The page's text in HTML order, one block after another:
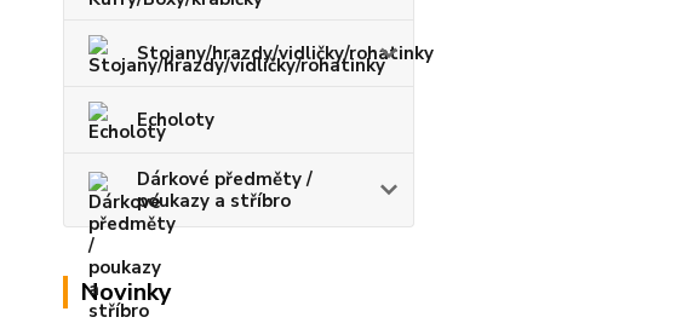
Stojany/hrazdy/vidličky/rohatinky
Echoloty
Dárkové předměty /
poukazy a stříbro
Novinky